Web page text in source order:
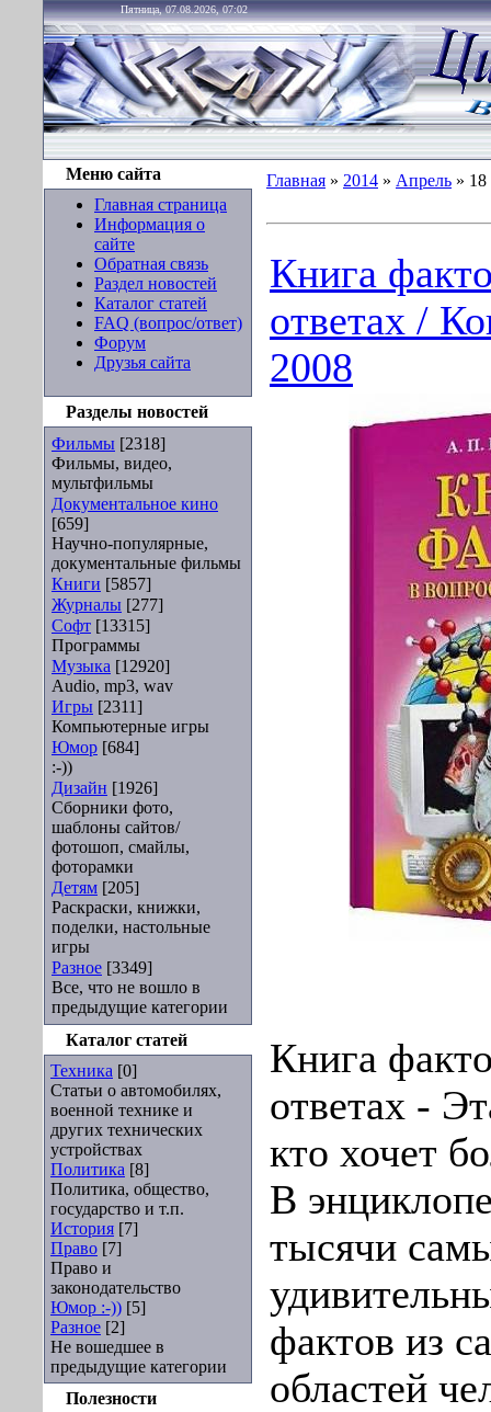
Пятница, 07.08.2026, 07:02
Меню сайта
Главная страница
Информация о
сайте
Обратная связь
Раздел новостей
Каталог статей
FAQ (вопрос/ответ)
Форум
Друзья сайта
Разделы новостей
Фильмы [2318]
Фильмы, видео,
мультфильмы
Документальное кино
[659]
Научно-популярные,
документальные фильмы
Книги [5857]
Журналы [277]
Софт [13315]
Программы
Музыка [12920]
Audio, mp3, wav
Игры [2311]
Компьютерные игры
Юмор [684]
:-))
Дизайн [1926]
Сборники фото,
шаблоны сайтов/
фотошоп, смайлы,
фоторамки
Детям [205]
Раскраски, книжки,
поделки, настольные
игры
Разное [3349]
Все, что не вошло в
предыдущие категории
Каталог статей
Техника [0]
Статьи о автомобилях,
военной технике и
других технических
устройствах
Политика [8]
Политика, общество,
государство и т.п.
История [7]
Право [7]
Право и
законодательство
Юмор :-)) [5]
Разное [2]
Не вошедшее в
предыдущие категории
Полезности
Главная » 2014 » Апрель » 18
Книга
ответах /
2008
Книга
ответах -
кто хочет
В
тысячи
фактов из
областей